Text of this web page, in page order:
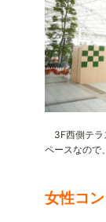
3F西側テラ
ペースなので
女性コ